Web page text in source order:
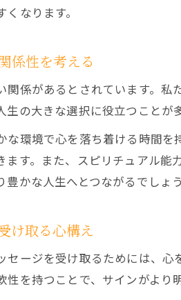
日常で気づく変化は
日常の小さな
魂の成長を促進
感情の揺れとス
スピリチュアル
メッセージ ス
手紙 スピリチ
なります。
係性を考える
係があるとされています。
の大きな選択に役立つことが
環境で心を落ち着ける時間
ます。また、スピリチュアル
かな人生へとつながるでしょう
け取る心構え
ージを受け取るためには、
を持つことで、サインがより